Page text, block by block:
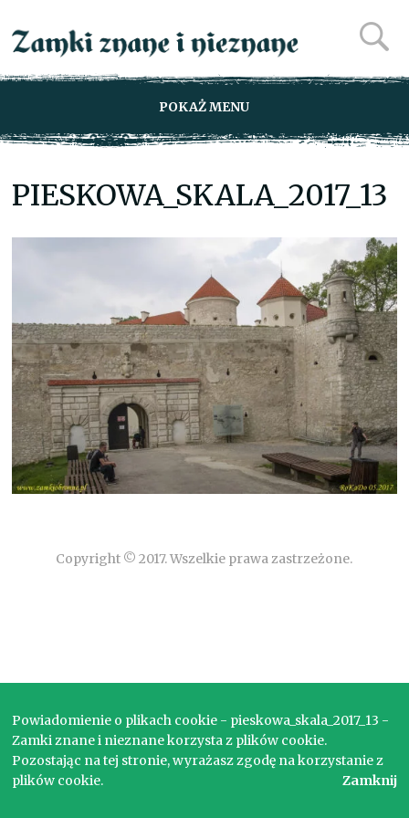
POKAŻ MENU
PIESKOWA_SKALA_2017_13
Copyright © 2017. Wszelkie prawa zastrzeżone.
Powiadomienie o plikach cookie - pieskowa_skala_2017_13 -
Zamki znane i nieznane korzysta z plików cookie.
Pozostając na tej stronie, wyrażasz zgodę na korzystanie z
plików cookie.
Zamknij